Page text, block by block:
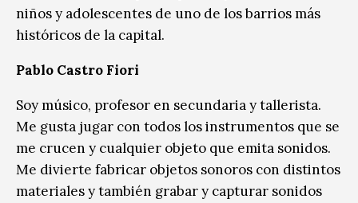
niños y adolescentes de uno de los barrios más
históricos de la capital.
Pablo Castro Fiori
Soy músico, profesor en secundaria y tallerista.
Me gusta jugar con todos los instrumentos que se
me crucen y cualquier objeto que emita sonidos.
Me divierte fabricar objetos sonoros con distintos
materiales y también grabar y capturar sonidos